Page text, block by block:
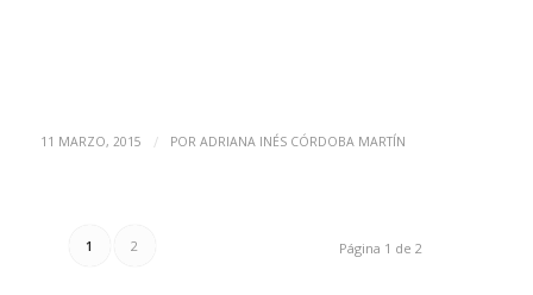
11 MARZO, 2015 / POR ADRIANA INÉS CÓRDOBA MARTÍN
Página 1 de 2
1 2